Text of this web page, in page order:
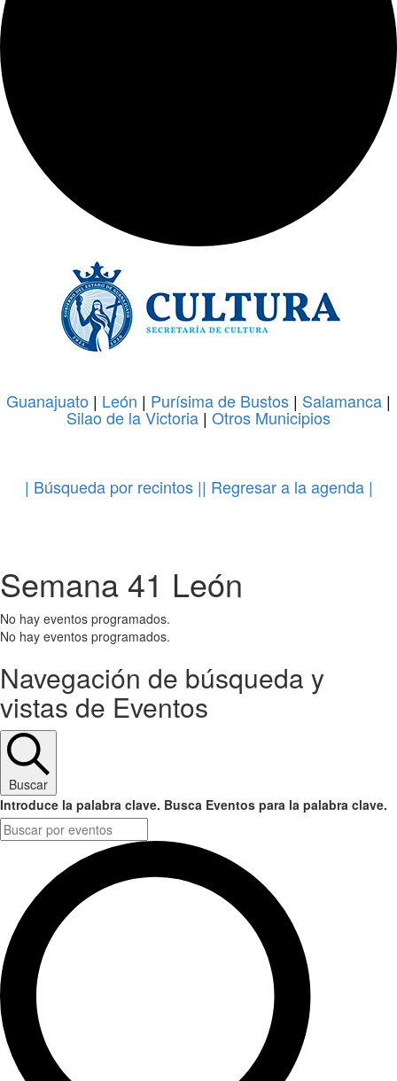
Guanajuato | León | Purísima de Bustos | Salamanca |
Silao de la Victoria | Otros Municipios
| Búsqueda por recintos || Regresar a la agenda |
Semana 41 León
No hay eventos programados.
No hay eventos programados.
Navegación de búsqueda y
vistas de Eventos
Buscar
Introduce la palabra clave. Busca Eventos para la palabra clave.